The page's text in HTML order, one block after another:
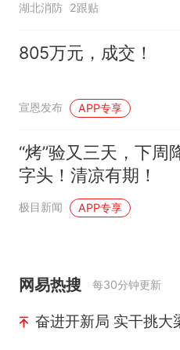
湖北消防 2跟贴
805万元，成交！
宣恩发布 APP专享
“烤”验又三天，下周
字头！清凉有期！
极目新闻 APP专享
网易热搜 每30分钟更新
奋进开新局 实干挑大